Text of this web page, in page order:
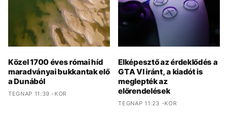
Közel 1700 éves római híd
maradványai bukkantak elő
a Dunából
TEGNAP 11:39 -KOR
Elképesztő az érdeklődés a
GTA VI iránt, a kiadót is
meglepték az
előrendelések
TEGNAP 11:23 -KOR